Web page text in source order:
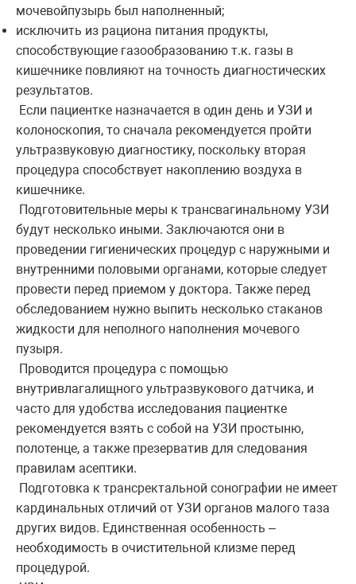
мочевойпузырь был наполненный;
исключить из рациона питания продукты,
способствующие газообразованию т.к. газы в
кишечнике повлияют на точность диагностических
результатов.
Если пациентке назначается в один день и УЗИ и
колоноскопия, то сначала рекомендуется пройти
ультразвуковую диагностику, поскольку вторая
процедура способствует накоплению воздуха в
кишечнике.
Подготовительные меры к трансвагинальному УЗИ
будут несколько иными. Заключаются они в
проведении гигиенических процедур с наружными и
внутренними половыми органами, которые следует
провести перед приемом у доктора. Также перед
обследованием нужно выпить несколько стаканов
жидкости для неполного наполнения мочевого
пузыря.
Проводится процедура с помощью
внутривлагалищного ультразвукового датчика, и
часто для удобства исследования пациентке
рекомендуется взять с собой на УЗИ простыню,
полотенце, а также презерватив для следования
правилам асептики.
Подготовка к трансректальной сонографии не имеет
кардинальных отличий от УЗИ органов малого таза
других видов. Единственная особенность –
необходимость в очистительной клизме перед
процедурой.